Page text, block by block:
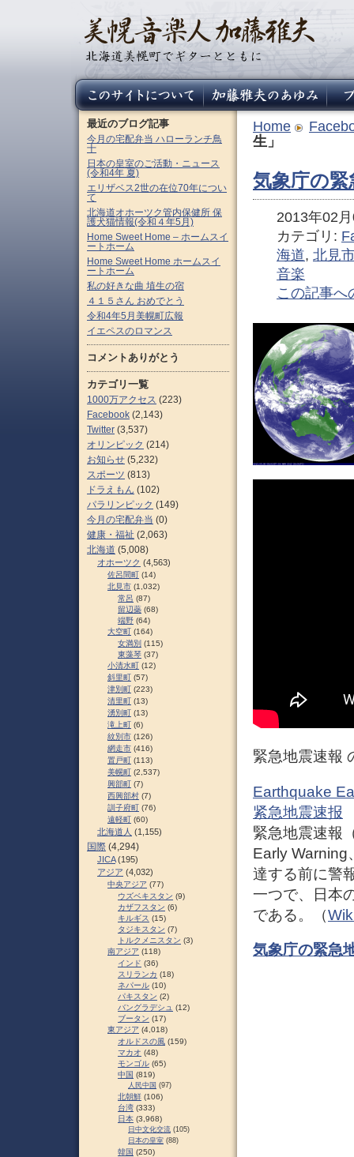
Home
生」
気象庁の緊
2013年02
カテゴリ:
海道, 北見
音楽
この記事へ
緊急地震速報
Earthquake
紧急地震速报
緊急地震速報
Early Warning
達する前に警
一つで、日本
である。（
気象庁の緊急
最近のブログ記事
今月の宅配弁当 ハローランチ鳥
十
日本の皇室のご活動・ニュース
(令和4年 夏)
エリザベス2世の在位70年につい
て
北海道オホーツク管内保健所 保
護犬猫情報(令和４年5月)
Home Sweet Home – ホームスイ
ートホーム
Home Sweet Home ホームスイ
ートホーム
私の好きな曲 埴生の宿
４１５さん おめでとう
令和4年5月美幌町広報
イエペスのロマンス
コメントありがとう
カテゴリ一覧
1000万アクセス (223)
Facebook (2,143)
Twitter (3,537)
オリンピック (214)
お知らせ (5,232)
スポーツ (813)
ドラえもん (102)
パラリンピック (149)
今月の宅配弁当 (0)
健康・福祉 (2,063)
北海道 (5,008)
オホーツク (4,563)
佐呂間町 (14)
北見市 (1,032)
常呂 (87)
留辺蘂 (68)
端野 (64)
大空町 (164)
女満別 (115)
東藻琴 (37)
小清水町 (12)
斜里町 (57)
津別町 (223)
清里町 (13)
湧別町 (13)
滝上町 (6)
紋別市 (126)
網走市 (416)
置戸町 (113)
美幌町 (2,537)
興部町 (7)
西興部村 (7)
訓子府町 (76)
遠軽町 (60)
北海道人 (1,155)
国際 (4,294)
JICA(195)
アジア (4,032)
中央アジア (77)
ウズベキスタン (9)
カザフスタン (6)
キルギス (15)
タジキスタン (7)
トルクメニスタン (3)
南アジア (118)
インド (36)
スリランカ (18)
ネパール (10)
パキスタン (2)
バングラデシュ (12)
ブータン (17)
東アジア (4,018)
オルドスの風 (159)
マカオ (48)
モンゴル (65)
中国 (819)
人民中国 (97)
北朝鮮 (106)
台湾 (333)
日本 (3,968)
日中文化交流 (105)
日本の皇室 (88)
韓国 (250)